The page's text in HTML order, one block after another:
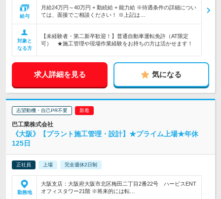
給与
月給24万円～40万円 + 勤続給 + 能力給 ※待遇条件の詳細につい
ては、面接でご相談ください！ ※上記は…
対象と
なる方
【未経験者・第二新卒歓迎！】普通自動車運転免許（AT限定
可） ★施工管理や現場作業経験をお持ちの方は活かせます！
求人詳細を見る 気になる
志望動機・自己PR不要
巴工業株式会社
《大阪》【プラント施工管理・設計】★プライム上場★年休
125日
正社員 上場 完全週休2日制
勤務地
大阪支店：大阪府大阪市北区梅田二丁目2番22号 ハービスENT
オフィスタワー21階 ※将来的には転…